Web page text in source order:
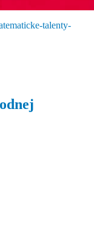
talenty-